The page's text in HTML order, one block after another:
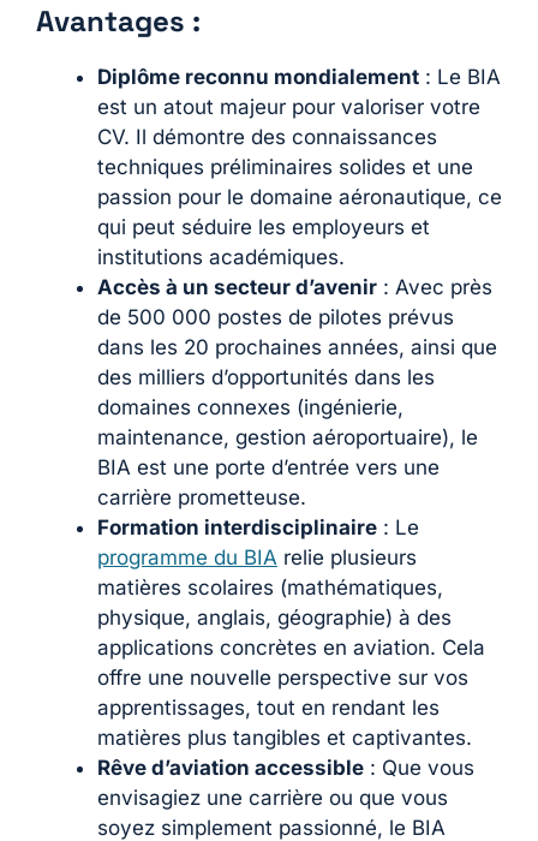
Avantages :
Diplôme reconnu mondialement : Le BIA
est un atout majeur pour valoriser votre
CV. Il démontre des connaissances
techniques préliminaires solides et une
passion pour le domaine aéronautique, ce
qui peut séduire les employeurs et
institutions académiques.
Accès à un secteur d’avenir : Avec près
de 500 000 postes de pilotes prévus
dans les 20 prochaines années, ainsi que
des milliers d’opportunités dans les
domaines connexes (ingénierie,
maintenance, gestion aéroportuaire), le
BIA est une porte d’entrée vers une
carrière prometteuse.
Formation interdisciplinaire : Le
programme du BIA relie plusieurs
matières scolaires (mathématiques,
physique, anglais, géographie) à des
applications concrètes en aviation. Cela
offre une nouvelle perspective sur vos
apprentissages, tout en rendant les
matières plus tangibles et captivantes.
Rêve d’aviation accessible : Que vous
envisagiez une carrière ou que vous
soyez simplement passionné, le BIA